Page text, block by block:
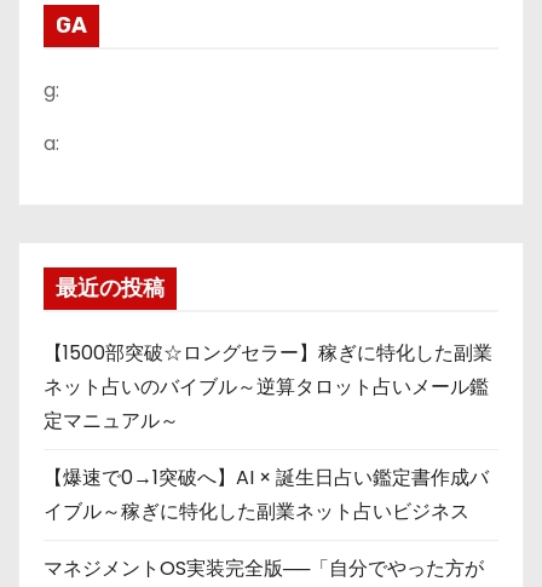
GA
g:
a:
最近の投稿
【1500部突破☆ロングセラー】稼ぎに特化した副業
ネット占いのバイブル～逆算タロット占いメール鑑
定マニュアル～
【爆速で0→1突破へ】AI × 誕生日占い鑑定書作成バ
イブル～稼ぎに特化した副業ネット占いビジネス
マネジメントOS実装完全版──「自分でやった方が